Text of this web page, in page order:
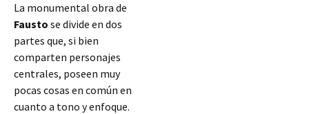
La monumental obra de
Fausto se divide en dos
partes que, si bien
comparten personajes
centrales, poseen muy
pocas cosas en común en
cuanto a tono y enfoque.